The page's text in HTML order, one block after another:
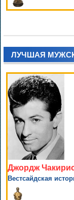
ЛУЧШАЯ
Джордж
Вестсайдская